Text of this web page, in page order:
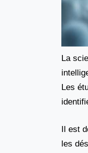
La
Les
Il est
les